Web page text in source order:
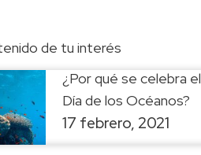
de tu interés
¿Por qué se celebra el
Día de los Océanos?
17 febrero, 2021